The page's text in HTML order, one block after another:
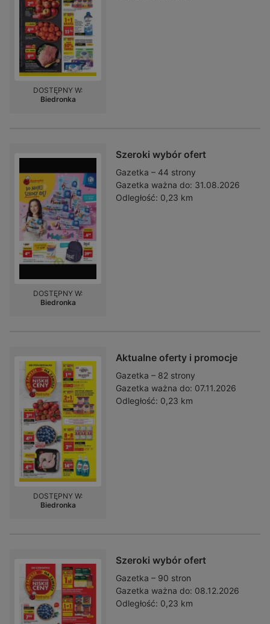
DOSTĘPNY W:
Biedronka
Szeroki wybór ofert
Gazetka – 44 strony
Gazetka ważna do: 31.08.2026
Odległość: 0,23 km
DOSTĘPNY W:
Biedronka
Aktualne oferty i promocje
Gazetka – 82 strony
Gazetka ważna do: 07.11.2026
Odległość: 0,23 km
DOSTĘPNY W:
Biedronka
Szeroki wybór ofert
Gazetka – 90 stron
Gazetka ważna do: 08.12.2026
Odległość: 0,23 km